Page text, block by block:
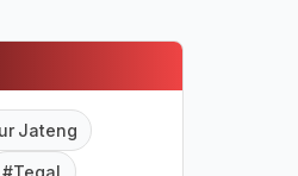
Jateng
#Tegal